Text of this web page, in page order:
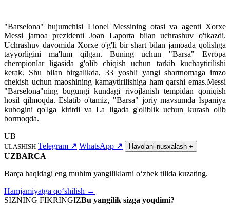
"Barselona" hujumchisi Lionel Messining otasi va agenti Xorxe
Messi jamoa prezidenti Joan Laporta bilan uchrashuv o'tkazdi.
Uchrashuv davomida Xorxe o'g'li bir shart bilan jamoada qolishga
tayyorligini ma'lum qilgan. Buning uchun "Barsa" Evropa
chempionlar ligasida g'olib chiqish uchun tarkib kuchaytirilishi
kerak. Shu bilan birgalikda, 33 yoshli yangi shartnomaga imzo
chekish uchun maoshining kamaytirilishiga ham qarshi emas.Messi
"Barselona"ning bugungi kundagi rivojlanish tempidan qoniqish
hosil qilmoqda. Eslatib o'tamiz, "Barsa" joriy mavsumda Ispaniya
kubogini qo'lga kiritdi va La ligada g'oliblik uchun kurash olib
bormoqda.
UB
ULASHISH Telegram ↗ WhatsApp ↗ Havolani nusxalash +
UZBARCA
Barça haqidagi eng muhim yangiliklarni o‘zbek tilida kuzating.
Hamjamiyatga qo‘shilish →
SIZNING FIKRINGIZBu yangilik sizga yoqdimi?